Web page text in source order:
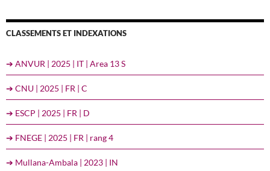
CLASSEMENTS ET INDEXATIONS
➔ ANVUR | 2025 | IT | Area 13 S
➔ CNU | 2025 | FR | C
➔ ESCP | 2025 | FR | D
➔ FNEGE | 2025 | FR | rang 4
➔ Mullana-Ambala | 2023 | IN